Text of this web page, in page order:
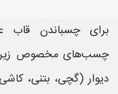
برای چسباندن قاب
چسب‌های مخصوص زیر
دیوار (گچی، بتنی،